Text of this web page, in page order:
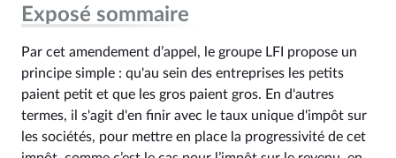
Exposé sommaire
Par cet amendement d’appel, le groupe LFI propose un
principe simple : qu'au sein des entreprises les petits
paient petit et que les gros paient gros. En d'autres
termes, il s'agit d'en finir avec le taux unique d'impôt sur
les sociétés, pour mettre en place la progressivité de cet